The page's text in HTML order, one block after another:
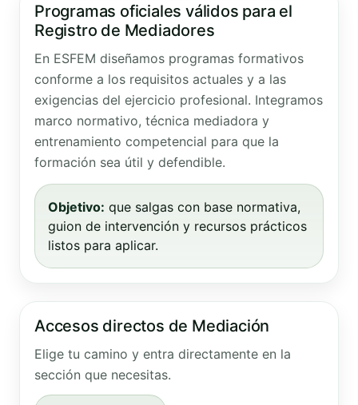
Programas oficiales válidos para el
Registro de Mediadores
En ESFEM diseñamos programas formativos
conforme a los requisitos actuales y a las
exigencias del ejercicio profesional. Integramos
marco normativo, técnica mediadora y
entrenamiento competencial para que la
formación sea útil y defendible.
Objetivo: que salgas con base normativa,
guion de intervención y recursos prácticos
listos para aplicar.
Accesos directos de Mediación
Elige tu camino y entra directamente en la
sección que necesitas.